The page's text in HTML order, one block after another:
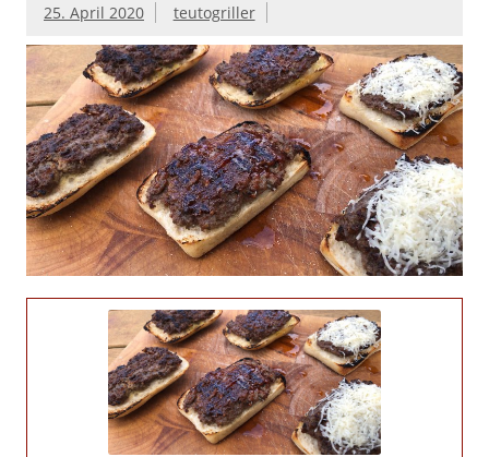
25. April 2020 teutogriller